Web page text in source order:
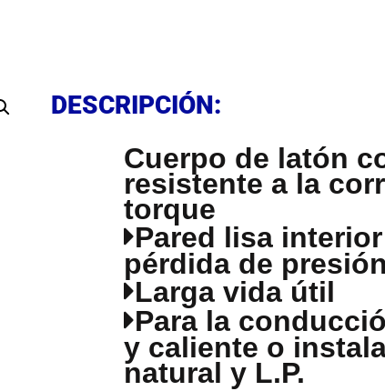
DESCRIPCIÓN:
Cuerpo de latón
resistente a la
torque
Pared lisa
pérdida de
Larga vida útil
Para la
y caliente o
natural y L.P.